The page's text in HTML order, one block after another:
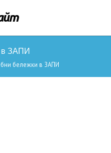
в ЗАПИ
бележки в ЗАПИ